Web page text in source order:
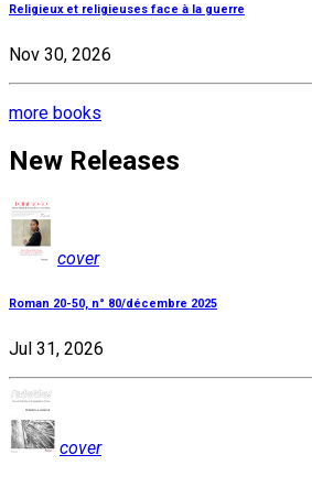
Religieux et religieuses face à la guerre
Nov 30, 2026
more books
New Releases
cover
Roman 20-50, n° 80/décembre 2025
Jul 31, 2026
cover